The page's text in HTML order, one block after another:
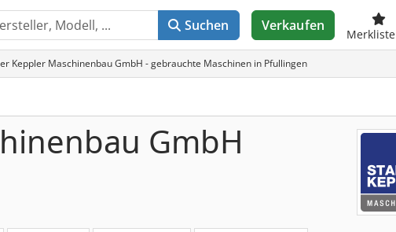
Suchen Verkaufen
Merkliste
Keppler Maschinenbau GmbH - gebrauchte Maschinen in Pfullingen
GmbH